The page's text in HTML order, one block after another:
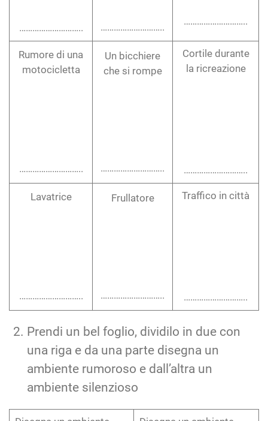
……………………….. ……………………….. ………………………..
Rumore di una
motocicletta
Un bicchiere
che si rompe
Cortile durante
la ricreazione
ambiente silenzioso
Disegna un ambiente
rumoroso
Disegna un ambiente
silenzioso